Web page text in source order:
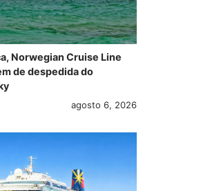
Norwegian Cruise Line
de despedida do
agosto 6, 2026